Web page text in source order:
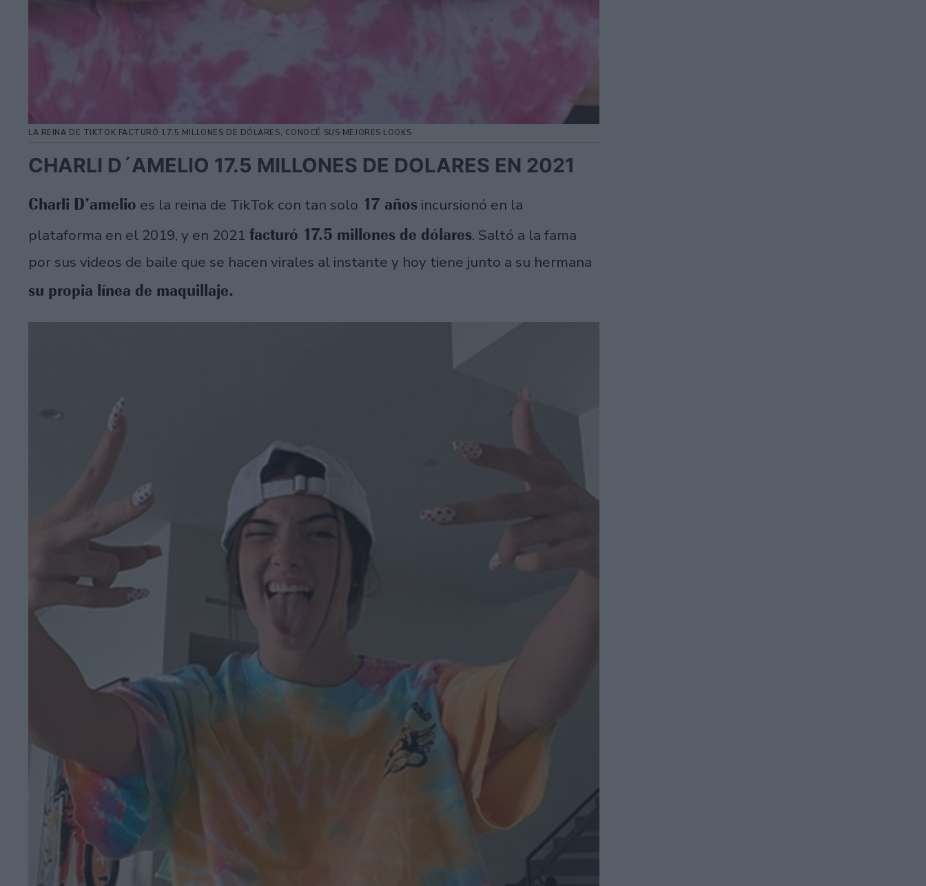
LA REINA DE TIKTOK FACTURÓ 17.5 MILLONES DE DÓLARES, CONOCÉ SUS MEJORES LOOKS
CHARLI D´AMELIO 17.5 MILLONES DE DOLARES EN 2021
Charli D’amelio es la reina de TikTok con tan solo 17 años incursionó en la
plataforma en el 2019, y en 2021 facturó 17.5 millones de dólares. Saltó a la fama
por sus videos de baile que se hacen virales al instante y hoy tiene junto a su hermana
su propia línea de maquillaje.